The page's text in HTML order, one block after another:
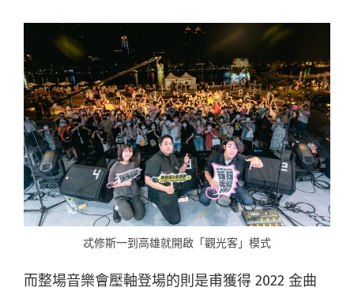
忒修斯一到高雄就開啟「觀光客」模式
而整場音樂會壓軸登場的則是甫獲得 2022 金曲